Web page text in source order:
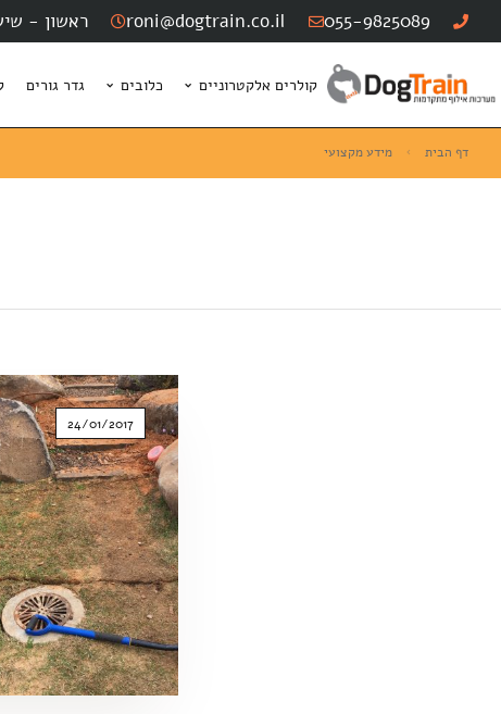
055-9825089
roni@dogtrain.co.il ראשון - שישי: 9:00
קולרים אלקטרוניים כלובים גדר גורים
דף הבית מידע מקצועי
24/01/2017